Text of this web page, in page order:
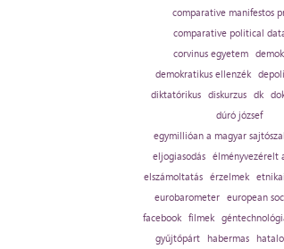
comparative manifestos
comparative political
corvinus egyetem
demokratikus ellenzék
diktatórikus diskurzus dk
dúró józsef
egymillióan a magyar
eljogiasodás élményvezérelt
elszámoltatás érzelmek
eurobarometer european
facebook filmek
gyűjtőpárt
habermas